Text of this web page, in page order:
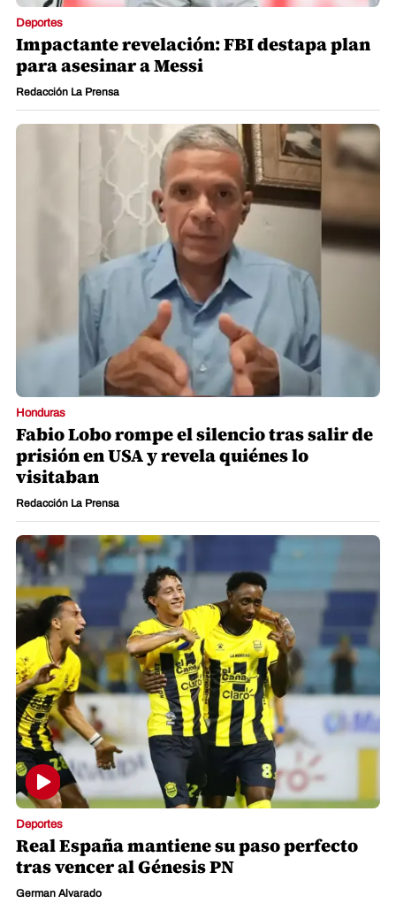
Deportes
Impactante revelación: FBI destapa plan
para asesinar a Messi
Redacción La Prensa
Honduras
Fabio Lobo rompe el silencio tras salir de
prisión en USA y revela quiénes lo
visitaban
Redacción La Prensa
Deportes
Real España mantiene su paso perfecto
tras vencer al Génesis PN
German Alvarado